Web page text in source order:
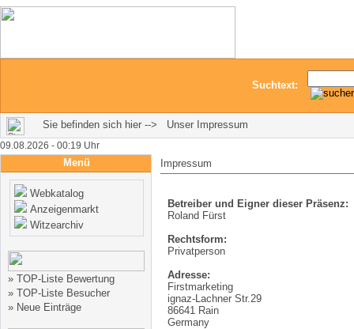
Suchtext:
Sie befinden sich hier --> Unser Impressum
09.08.2026 - 00:19 Uhr
Menü
Webkatalog
Anzeigenmarkt
Witzearchiv
» TOP-Liste Bewertung
» TOP-Liste Besucher
» Neue Einträge
Impressum
Betreiber und Eigner dieser Präsenz:
Roland Fürst
Rechtsform:
Privatperson
Adresse:
Firstmarketing
ignaz-Lachner Str.29
86641 Rain
Germany